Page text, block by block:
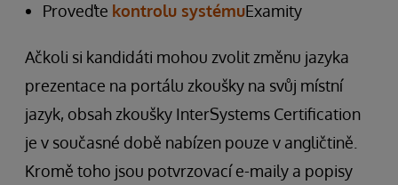
Proveďte kontrolu systémuExamity
Ačkoli si kandidáti mohou zvolit změnu jazyka
prezentace na portálu zkoušky na svůj místní
jazyk, obsah zkoušky InterSystems Certification
je v současné době nabízen pouze v angličtině.
Kromě toho jsou potvrzovací e-maily a popisy